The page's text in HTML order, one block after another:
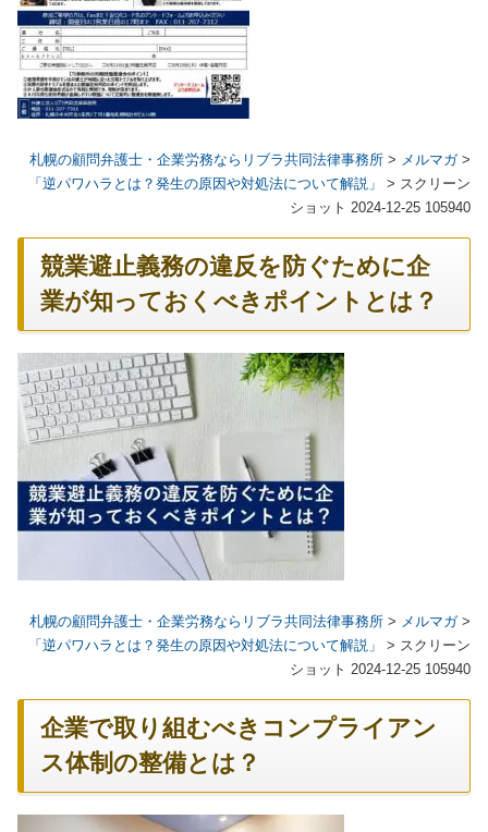
札幌の顧問弁護士・企業労務ならリブラ共同法律事務所 > メルマガ>
「逆パワハラとは？発生の原因や対処法について解説」
> スクリーン
ショット 2024-12-25 105940
競業避止義務の違反を防ぐために企
業が知っておくべきポイントとは？
札幌の顧問弁護士・企業労務ならリブラ共同法律事務所 > メルマガ>
「逆パワハラとは？発生の原因や対処法について解説」
> スクリーン
ショット 2024-12-25 105940
企業で取り組むべきコンプライアン
ス体制の整備とは？